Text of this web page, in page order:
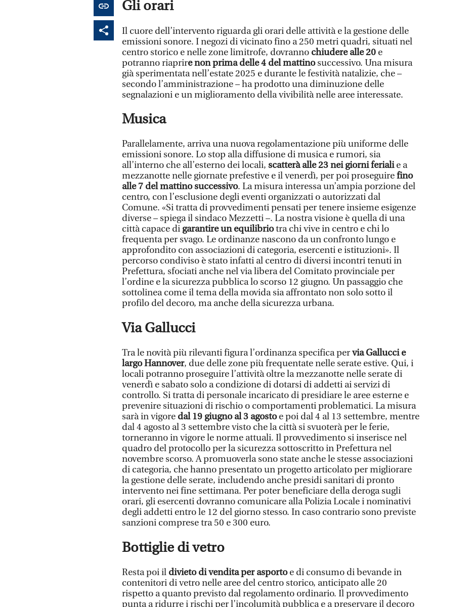
Gli orari
Il cuore dell’intervento riguarda gli orari delle attività e la gestione delle
emissioni sonore. I negozi di vicinato fino a 250 metri quadri, situati nel
centro storico e nelle zone limitrofe, dovranno chiudere alle 20 e
potranno riaprire non prima delle 4 del mattinosuccessivo. Una misura
già sperimentata nell’estate 2025 e durante le festività natalizie, che –
secondo l’amministrazione – ha prodotto una diminuzione delle
segnalazioni e un miglioramento della vivibilità nelle aree interessate.
Musica
Parallelamente, arriva una nuova regolamentazione più uniforme delle
emissioni sonore. Lo stop alla diffusione di musica e rumori, sia
all’interno che all’esterno dei locali, scatterà alle 23 nei giorni ferialie a
mezzanotte nelle giornate prefestive e il venerdì, per poi proseguirefino
alle 7 del mattino successivo. La misura interessa un’ampia porzione del
centro, con l’esclusione degli eventi organizzati o autorizzati dal
Comune. «Si tratta di provvedimenti pensati per tenere insieme esigenze
diverse – spiega il sindaco Mezzetti –. La nostra visione è quella di una
città capace digarantire un equilibriotra chi vive in centro e chi lo
frequenta per svago. Le ordinanze nascono da un confronto lungo e
approfondito con associazioni di categoria, esercenti e istituzioni». Il
percorso condiviso è stato infatti al centro di diversi incontri tenuti in
Prefettura, sfociati anche nel via libera del Comitato provinciale per
l’ordine e la sicurezza pubblica lo scorso 12 giugno. Un passaggio che
sottolinea come il tema della movida sia affrontato non solo sotto il
profilo del decoro, ma anche della sicurezza urbana.
Via Gallucci
Tra le novità più rilevanti figura l’ordinanza specifica pervia Gallucci e
largo Hannover, due delle zone più frequentate nelle serate estive. Qui, i
locali potranno proseguire l’attività oltre la mezzanotte nelle serate di
venerdì e sabato solo a condizione di dotarsi di addetti ai servizi di
controllo. Si tratta di personale incaricato di presidiare le aree esterne e
prevenire situazioni di rischio o comportamenti problematici. La misura
sarà in vigore dal 19 giugno al 3 agostoe poi dal 4 al 13 settembre, mentre
dal 4 agosto al 3 settembre visto che la città si svuoterà per le ferie,
torneranno in vigore le norme attuali. Il provvedimento si inserisce nel
quadro del protocollo per la sicurezza sottoscritto in Prefettura nel
novembre scorso. A promuoverla sono state anche le stesse associazioni
di categoria, che hanno presentato un progetto articolato per migliorare
la gestione delle serate, includendo anche presidi sanitari di pronto
intervento nei fine settimana. Per poter beneficiare della deroga sugli
orari, gli esercenti dovranno comunicare alla Polizia Locale i nominativi
degli addetti entro le 12 del giorno stesso. In caso contrario sono previste
sanzioni comprese tra 50 e 300 euro.
Bottiglie di vetro
Resta poi il divieto di vendita per asportoe di consumo di bevande in
contenitori di vetro nelle aree del centro storico, anticipato alle 20
rispetto a quanto previsto dal regolamento ordinario. Il provvedimento
punta a ridurre i rischi per l’incolumità pubblica e a preservare il decoro